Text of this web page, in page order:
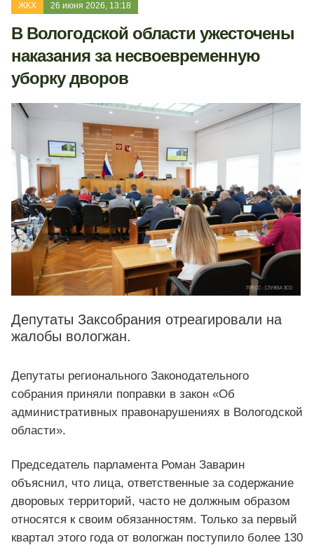
ЖКХ 26 июня 2026, 13:18
В Вологодской области ужесточены
наказания за несвоевременную
уборку дворов
Депутаты Заксобрания отреагировали на
жалобы вологжан.
Депутаты регионального Законодательного
собрания приняли поправки в закон «Об
административных правонарушениях в Вологодской
области».
Председатель парламента Роман Заварин
объяснил, что лица, ответственные за содержание
дворовых территорий, часто не должным образом
относятся к своим обязанностям. Только за первый
квартал этого года от вологжан поступило более 130